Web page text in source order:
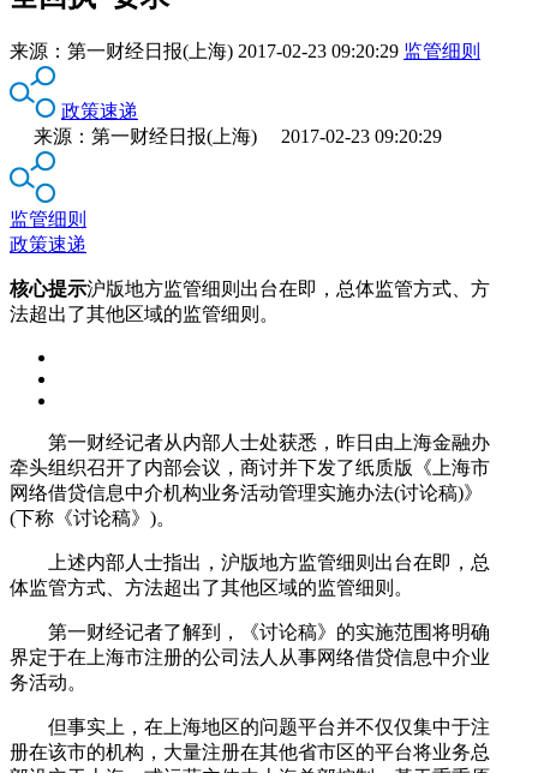
来源： 第一财经日报(上海) 2017-02-23 09:20:29 监管细则
政策速递
来源：第一财经日报(上海) 2017-02-23 09:20:29
监管细则
政策速递
核心提示沪版地方监管细则出台在即，总体监管方式、方
法超出了其他区域的监管细则。
第一财经记者从内部人士处获悉，昨日由上海金融办
牵头组织召开了内部会议，商讨并下发了纸质版《上海市
网络借贷信息中介机构业务活动管理实施办法(讨论稿)》
(下称《讨论稿》)。
上述内部人士指出，沪版地方监管细则出台在即，总
体监管方式、方法超出了其他区域的监管细则。
第一财经记者了解到，《讨论稿》的实施范围将明确
界定于在上海市注册的公司法人从事网络借贷信息中介业
务活动。
但事实上，在上海地区的问题平台并不仅仅集中于注
册在该市的机构，大量注册在其他省市区的平台将业务总